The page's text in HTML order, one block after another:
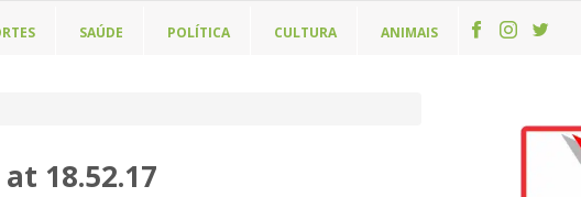
SAÚDE POLÍTICA CULTURA ANIMAIS
18.52.17